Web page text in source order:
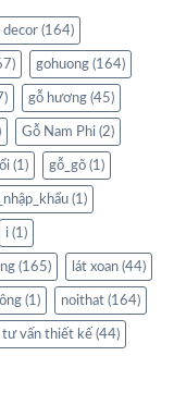
decor (164)
gohuong (164)
gỗ hương (45)
Gỗ Nam Phi (2)
(1) gỗ_gõ (1)
(1)
i (1)
(165) lát xoan (44)
(1) noithat (164)
tư vấn thiết kế (44)